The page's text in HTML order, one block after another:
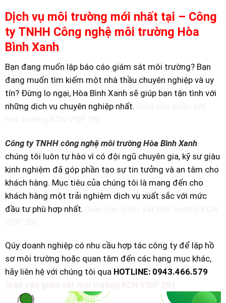
Dịch vụ môi trường mới nhất tại – Công
ty TNHH Công nghệ môi trường Hòa
Bình Xanh
Bạn đang muốn lập báo cáo giám sát môi trường? Bạn
đang muốn tìm kiếm một nhà thầu chuyên nghiệp và uy
tín? Đừng lo ngại, Hòa Bình Xanh sẽ giúp bạn tận tình với
những dịch vụ chuyên nghiệp nhất.
Công ty TNHH công nghệ môi trường Hòa Bình Xanh
chúng tôi luôn tự hào vì có đội ngũ chuyên gia, kỹ sư giàu
kinh nghiệm đã góp phần tạo sự tin tưởng và an tâm cho
khách hàng. Mục tiêu của chúng tôi là mang đến cho
khách hàng một trải nghiệm dịch vụ xuất sắc với mức
đầu tư phù hợp nhất.
Qúy doanh nghiệp có nhu cầu hợp tác công ty để lập hồ
sơ môi trường hoặc quan tâm đến các hạng mục khác,
hãy liên hệ với chúng tôi qua HOTLINE: 0943.466.579